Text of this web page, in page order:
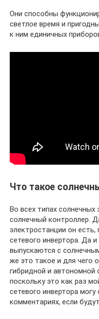
Они способны
светлое время и
к ним единичных
Что такое
Во всех типах солнечных
солнечный контроллер.
электростанции он
сетевого инвертора. Да
выпускаются с
же это такое и для чего
гибридной и автономной
поскольку это как раз
сетевого инвертора
комментариях, если